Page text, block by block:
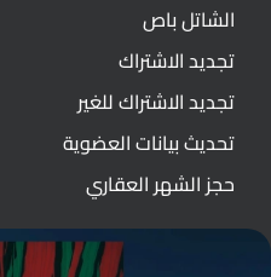
الشاتل باص
تجديد الاشتراك
تجديد الاشتراك للغير
تحديث بيانات العضوية
حجز الشهر العقاري